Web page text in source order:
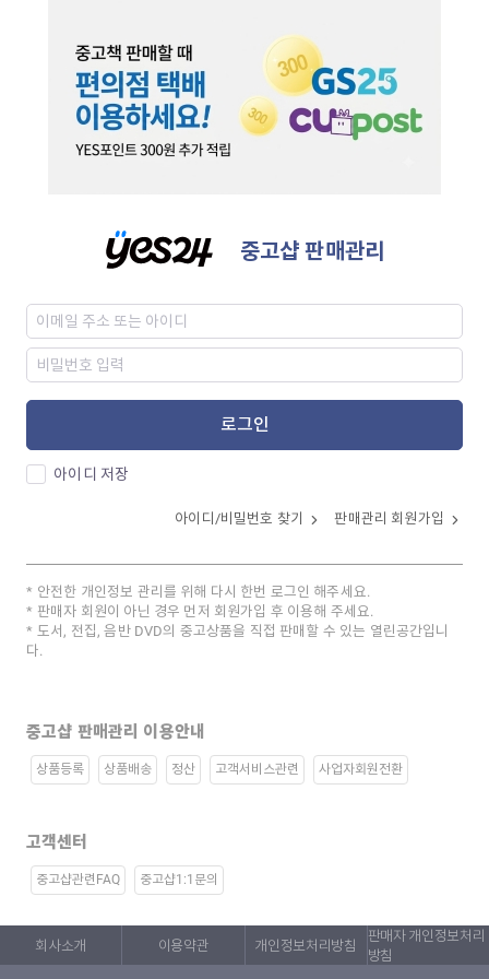
중고샵 판매관리
로그인
아이디 저장
아이디/비밀번호 찾기 판매관리 회원가입
안전한 개인정보 관리를 위해 다시 한번 로그인 해주세요.
판매자 회원이 아닌 경우 먼저 회원가입 후 이용해 주세요.
도서, 전집, 음반 DVD의 중고상품을 직접 판매할 수 있는 열린공간입니
다.
중고샵 판매관리 이용안내
상품등록 상품배송 정산 고객서비스관련 사업자회원전환
고객센터
중고샵관련FAQ 중고샵1:1문의
회사소개 이용약관 개인정보처리방침
판매자 개인정보처리
방침